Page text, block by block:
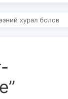
хурал болов